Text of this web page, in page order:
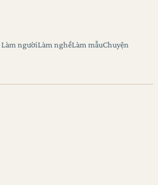
Làm ngườiLàm nghềLàm mẫuChuyện